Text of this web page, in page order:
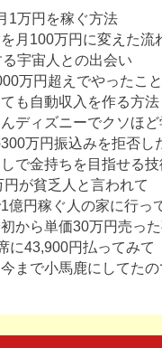
1万円を稼ぐ方法
月100万円に変えた流
宇宙人との出会い
万円超えでやったこと
も自動収入を作る方法
ディズニーでクソほど
万円振込みを拒否し
で金持ちを目指せる技
が貧乏人と言われて
円稼ぐ人の家に行っ
から単価30万円売った
に43,900円払ってみて
まで小馬鹿にしてたの